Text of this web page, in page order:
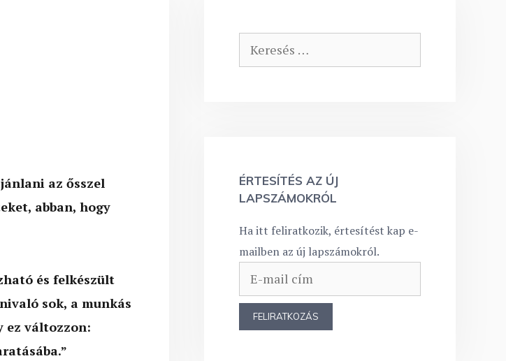
az ősszel
abban, hogy
és felkészült
sok, a munkás
ez változzon:
Keresés:
ÉRTESÍTÉS AZ ÚJ
LAPSZÁMOKRÓL
Ha itt feliratkozik, értesítést kap e-
mailben az új lapszámokról.